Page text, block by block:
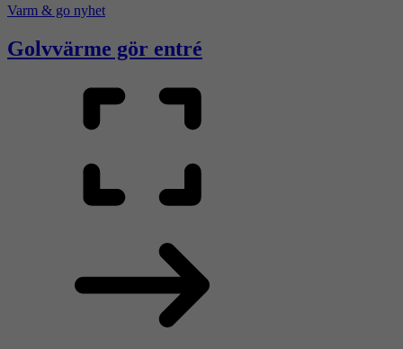
Varm & go nyhet
Golvvärme gör entré